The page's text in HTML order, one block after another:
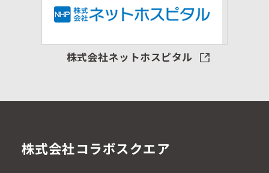
株式会社ネットホスピタル
株式会社コラボスクエア